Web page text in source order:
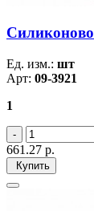
Ед. изм.: шт
Арт: 09-3921
1
661.27 р.
Купить